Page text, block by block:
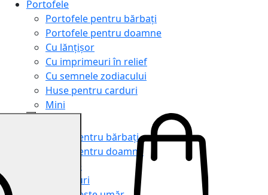
Portofele
Portofele pentru bărbați
Portofele pentru doamne
Cu lănțișor
Cu imprimeuri în relief
Cu semnele zodiacului
Huse pentru carduri
Mini
Genți pentru bărbați
Genți pentru doamne
Serviete
Rucsacuri